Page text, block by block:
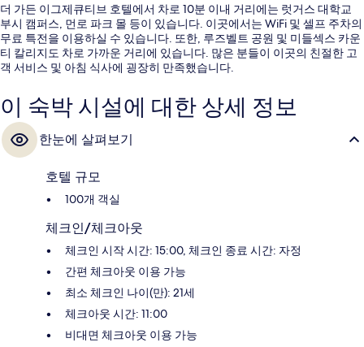
더 가든 이그제큐티브 호텔에서 차로 10분 이내 거리에는 럿거스 대학교
부시 캠퍼스, 먼로 파크 몰 등이 있습니다. 이곳에서는 WiFi 및 셀프 주차의
무료 특전을 이용하실 수 있습니다. 또한, 루즈벨트 공원 및 미들섹스 카운
티 칼리지도 차로 가까운 거리에 있습니다. 많은 분들이 이곳의 친절한 고
객 서비스 및 아침 식사에 굉장히 만족했습니다.
이 숙박 시설에 대한 상세 정보
한눈에 살펴보기
호텔 규모
100개 객실
체크인/체크아웃
체크인 시작 시간: 15:00, 체크인 종료 시간: 자정
간편 체크아웃 이용 가능
최소 체크인 나이(만): 21세
체크아웃 시간: 11:00
비대면 체크아웃 이용 가능